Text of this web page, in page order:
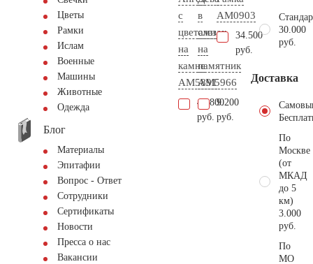
Цветы
Рамки
Ислам
Военные
Машины
Животные
Одежда
Блог
Материалы
Эпитафии
Вопрос - Ответ
Сотрудники
Сертификаты
Новости
Пресса о нас
Вакансии
с
цветами
на
камне
AM5891
42.800
руб.
в
слезах
на
памятник
AM5966
9.200
руб.
AM0903
34.500
руб.
30.000
руб.
Доставка
По
Москве
(от
МКАД
до 5
км)
3.000
руб.
По
МО